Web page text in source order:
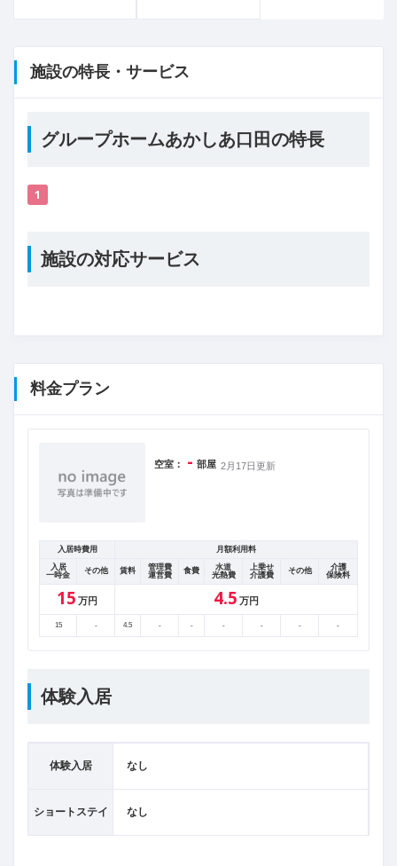
施設の特長・サービス
グループホームあかしあ口田の特長
1
施設の対応サービス
料金プラン
2月17日更新
空室： - 部屋
入居時費用
月額利用料
入居
一時金
その他 賃料
管理費
運営費
食費
水道
光熱費
上乗せ
介護費
その他
介護
保険料
15 万円 4.5 万円
15 - 4.5 - - - - - -
体験入居
体験入居 なし
ショートステイ なし